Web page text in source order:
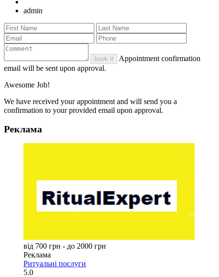
admin
book it
Appointment confirmation
email will be sent upon approval.
Awesome Job!
We have received your appointment and will send you a
confirmation to your provided email upon approval.
Реклама
від 700 грн - до 2000 грн
Реклама
Ритуальні послуги
5.0